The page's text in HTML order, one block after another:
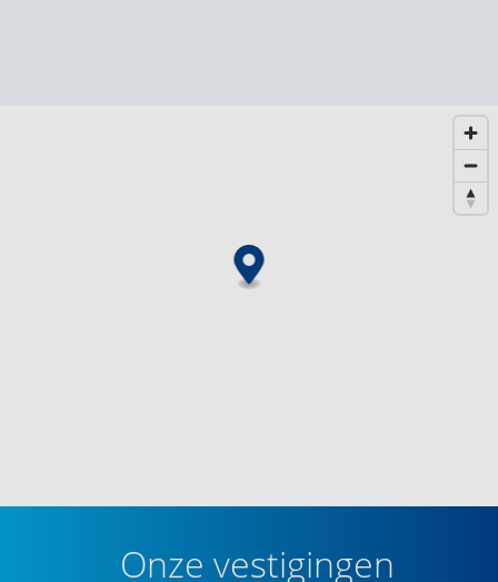
Onze vestigingen